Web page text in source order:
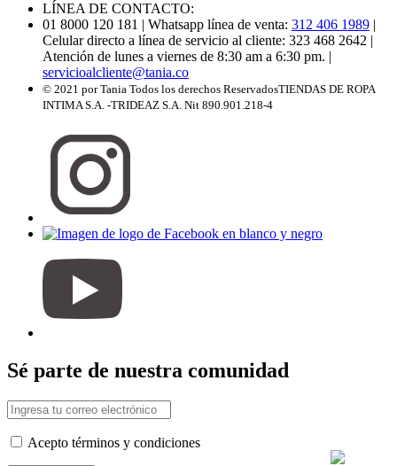
LÍNEA DE CONTACTO:
01 8000 120 181 | Whatsapp línea de venta: 312 406 1989 |
Celular directo a línea de servicio al cliente: 323 468 2642 |
Atención de lunes a viernes de 8:30 am a 6:30 pm. |
servicioalcliente@tania.co
© 2021 por Tania Todos los derechos ReservadosTIENDAS DE ROPA
INTIMA S.A. -TRIDEAZ S.A. Nit 890.901.218-4
Sé parte de nuestra comunidad
Acepto términos y condiciones